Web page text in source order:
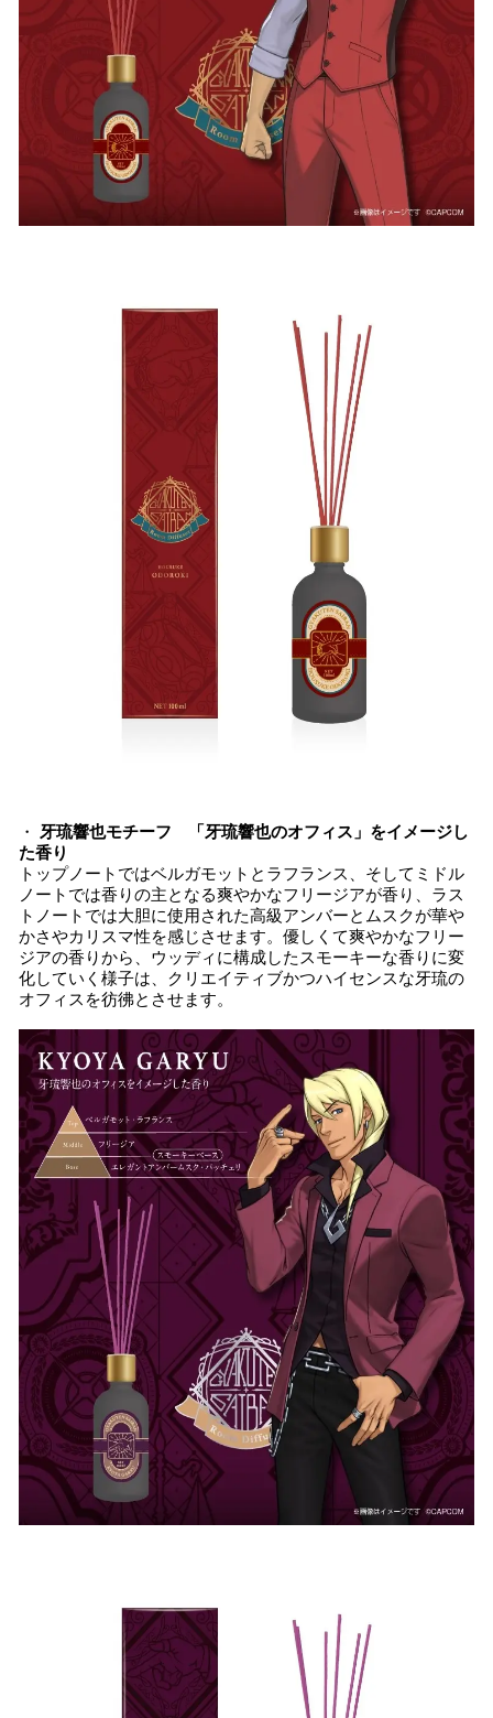
・
牙琉響也モチーフ 「牙琉響也のオフィス」をイメージし
た香り
トップノートではベルガモットとラフランス、そしてミドル
ノートでは香りの主となる爽やかなフリージアが香り、ラス
トノートでは大胆に使用された高級アンバーとムスクが華や
かさやカリスマ性を感じさせます。優しくて爽やかなフリー
ジアの香りから、ウッディに構成したスモーキーな香りに変
化していく様子は、クリエイティブかつハイセンスな牙琉の
オフィスを彷彿とさせます。